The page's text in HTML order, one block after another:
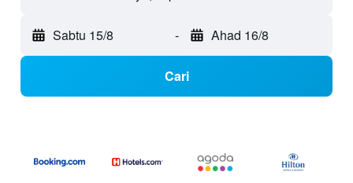
Sabtu 15/8 - Ahad 16/8
Cari